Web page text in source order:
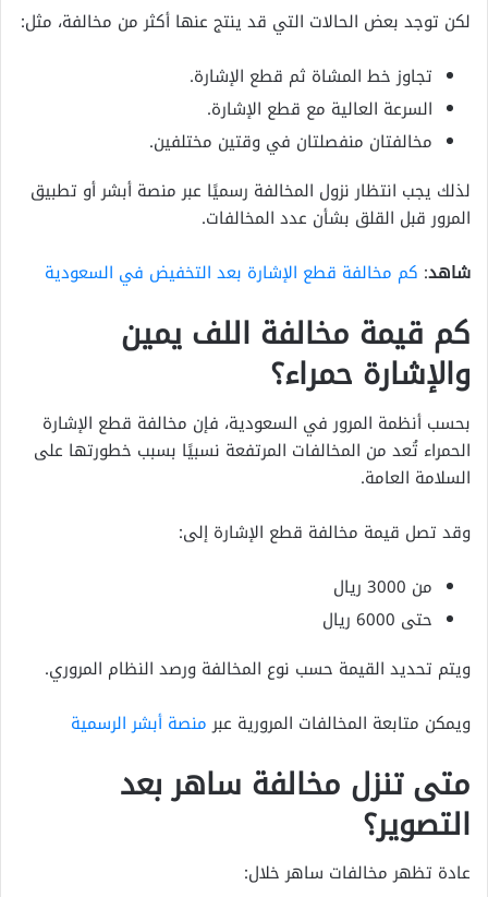
لكن توجد بعض الحالات التي قد ينتج عنها أكثر من مخالفة، مثل:
تجاوز خط المشاة ثم قطع الإشارة.
السرعة العالية مع قطع الإشارة.
مخالفتان منفصلتان في وقتين مختلفين.
لذلك يجب انتظار نزول المخالفة رسميًا عبر منصة أبشر أو تطبيق
المرور قبل القلق بشأن عدد المخالفات.
شاهد: كم مخالفة قطع الإشارة بعد التخفيض في السعودية
كم قيمة مخالفة اللف يمين
والإشارة حمراء؟
بحسب أنظمة المرور في السعودية، فإن مخالفة قطع الإشارة
الحمراء تُعد من المخالفات المرتفعة نسبيًا بسبب خطورتها على
السلامة العامة.
وقد تصل قيمة مخالفة قطع الإشارة إلى:
من 3000 ريال
حتى 6000 ريال
ويتم تحديد القيمة حسب نوع المخالفة ورصد النظام المروري.
ويمكن متابعة المخالفات المرورية عبرمنصة أبشر الرسمية
متى تنزل مخالفة ساهر بعد
التصوير؟
عادة تظهر مخالفات ساهر خلال: